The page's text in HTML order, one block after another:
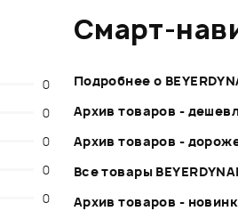
0
0
0
0
0
Смарт-
Подробнее о
Архив товаров -
Архив товаров -
Все товары
Архив товаров -